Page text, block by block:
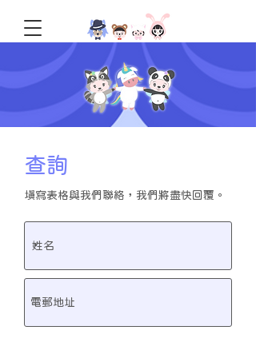
查詢
填寫表格與我們聯絡，我們將盡快回覆。